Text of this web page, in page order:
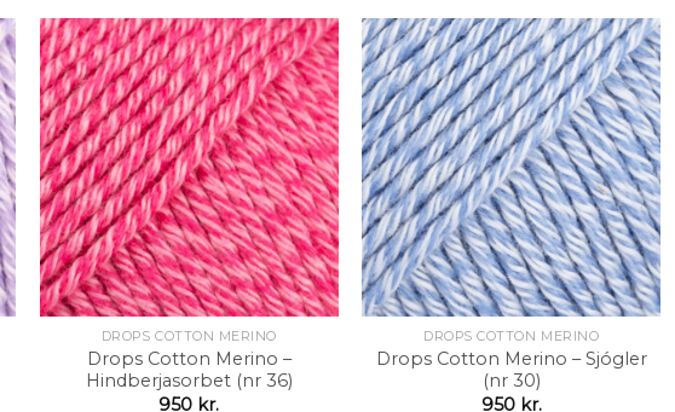
Setja á
óskalista
DROPS COTTON MERINO
Drops Cotton Merino –
Hindberjasorbet (nr 36)
950 kr.
Setja á
óskalista
DROPS COTTON MERINO
Drops Cotton Merino – Sjógler
(nr 30)
950 kr.